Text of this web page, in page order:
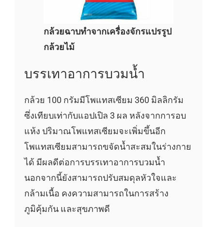
กล้วยฉาบทำจากเครื่องจักรแปรรูป
กล้วยไม้
บรรเทาอาการบวมน้ำ
กล้วย 100 กรัมมีโพแทสเซียม 360 มิลลิกรัม
ซึ่งเทียบเท่ากับแอปเปิล 3 ผล หลังจากการอบ
แห้ง ปริมาณโพแทสเซียมจะเพิ่มขึ้นอีก
โพแทสเซียมสามารถขจัดน้ำสะสมในร่างกาย
ได้ มีผลดีต่อการบรรเทาอาการบวมน้ำ
นอกจากนี้ยังสามารถปรับสมดุลหัวใจและ
กล้ามเนื้อ คงความสามารถในการสร้าง
ภูมิคุ้มกัน และสุขภาพดี